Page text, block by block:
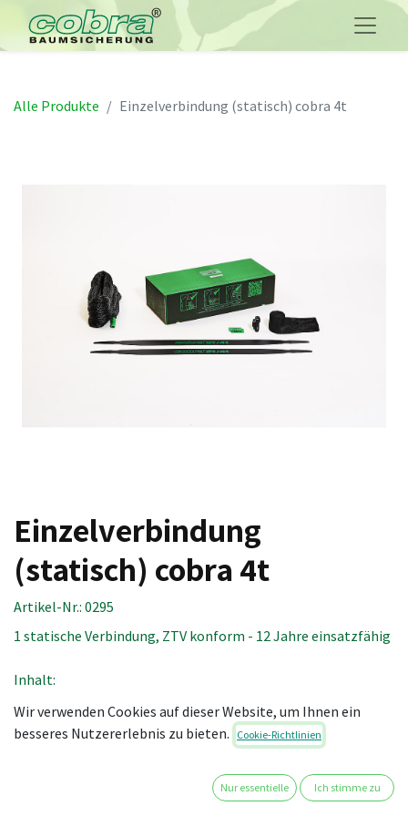
Alle Produkte Einzelverbindung (statisch) cobra 4t
Einzelverbindung
(statisch) cobra 4t
Artikel-Nr.: 0295
1 statische Verbindung, ZTV konform - 12 Jahre einsatzfähig
Inhalt:
2 St. Spreizband cobra 2t/4t M (80 cm)
Wir verwenden Cookies auf dieser Website, um Ihnen ein
besseres Nutzererlebnis zu bieten.
Cookie-Richtlinien
Nur essentielle Ich stimme zu